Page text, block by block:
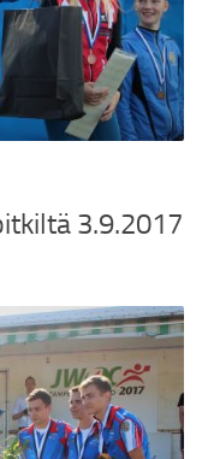
3.9.2017